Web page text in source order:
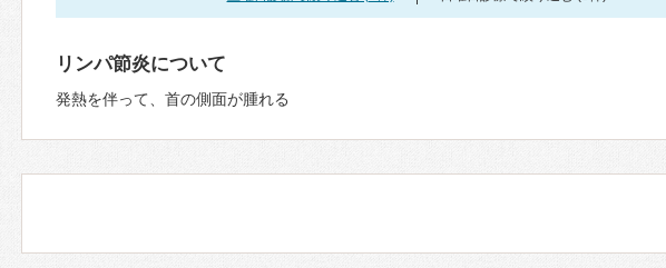
リンパ節炎について
発熱を伴って、首の側面が腫れる